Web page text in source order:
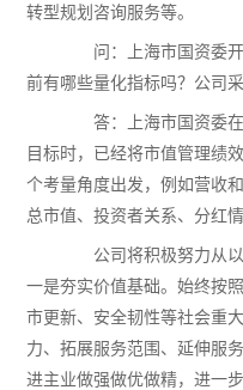
转型规划咨询服务等。
问：上海市国资委开
前有哪些量化指标吗？公司
答：上海市国资委在
目标时，已经将市值管理绩
个考量角度出发，例如营收
总市值、投资者关系、分红
公司将积极努力从以
一是夯实价值基础。始终按
市更新、安全韧性等社会重
力、拓展服务范围、延伸服
进主业做强做优做精，进一